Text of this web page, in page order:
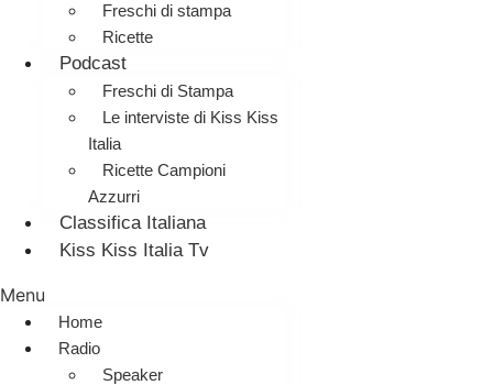
Freschi di stampa
Ricette
Podcast
Freschi di Stampa
Le interviste di Kiss Kiss
Italia
Ricette Campioni
Azzurri
Classifica Italiana
Kiss Kiss Italia Tv
Menu
Home
Radio
Speaker